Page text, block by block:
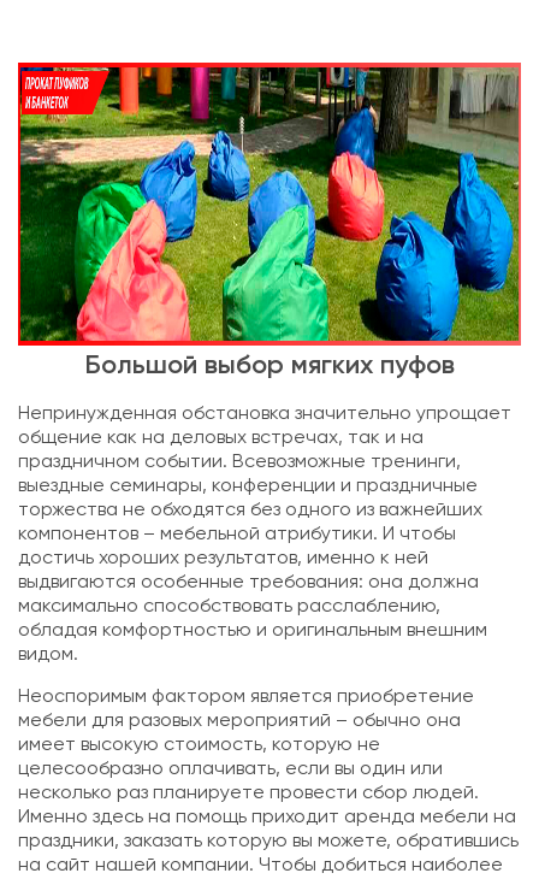
Большой выбор мягких пуфов
Непринужденная обстановка значительно упрощает
общение как на деловых встречах, так и на
праздничном событии. Всевозможные тренинги,
выездные семинары, конференции и праздничные
торжества не обходятся без одного из важнейших
компонентов – мебельной атрибутики. И чтобы
достичь хороших результатов, именно к ней
выдвигаются особенные требования: она должна
максимально способствовать расслаблению,
обладая комфортностью и оригинальным внешним
видом.
Неоспоримым фактором является приобретение
мебели для разовых мероприятий – обычно она
имеет высокую стоимость, которую не
целесообразно оплачивать, если вы один или
несколько раз планируете провести сбор людей.
Именно здесь на помощь приходит аренда мебели на
праздники, заказать которую вы можете, обратившись
на сайт нашей компании. Чтобы добиться наиболее